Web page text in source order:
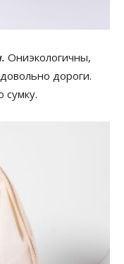
Ониэкологичны,
дороги.
сумку.